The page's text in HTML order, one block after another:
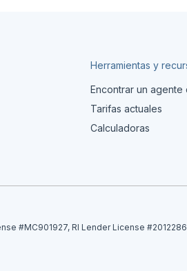
Herramientas y
Encontrar un agente
Tarifas actuales
Calculadoras
#MC901927, RI Lender License